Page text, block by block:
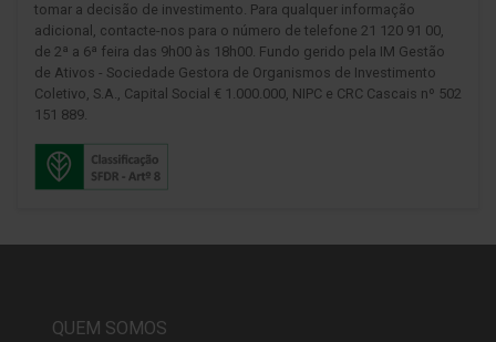
tomar a decisão de investimento. Para qualquer informação
adicional, contacte-nos para o número de telefone 21 120 91 00,
de 2ª a 6ª feira das 9h00 às 18h00. Fundo gerido pela IM Gestão
de Ativos - Sociedade Gestora de Organismos de Investimento
Coletivo, S.A., Capital Social € 1.000.000, NIPC e CRC Cascais nº 502
151 889.
QUEM SOMOS